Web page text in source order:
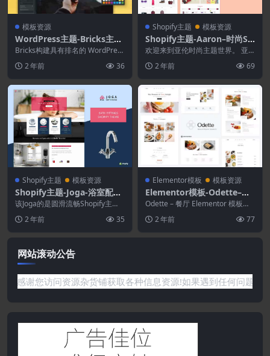
模板资源
WordPress主题-Bricks主题
样式-Bricks Layouts
Bricks构建具有排名的 WordPress
具...2 年前 36
Shopify主题 模板资源
Shopify主题-Aaron–时尚Sh
opify主题
欢迎来到亚伦时尚主题世界。 亚
（在Shop...
2 年前 69
Shopify主题 模板资源
Shopify主题-Joga-浴室配件
Shopify主题
该Joga的是圆滑流畅Shopify主
线浴室配件销...
2 年前 35
Elementor模板 模板资源
Elementor模板-Odette–餐
厅Elementor模板套件
Odette – 餐厅 Elementor 模板套
咖...2 年前 77
网站滚动公告
访问资源杂货铺获取各种信息资源!如果遇到任何问题或是网站